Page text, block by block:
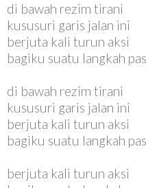
di bawah rezim tirani
kususuri garis jalan ini
berjuta kali turun aksi
bagiku suatu langkah
di bawah rezim tirani
kususuri garis jalan ini
berjuta kali turun aksi
bagiku suatu langkah
berjuta kali turun aksi